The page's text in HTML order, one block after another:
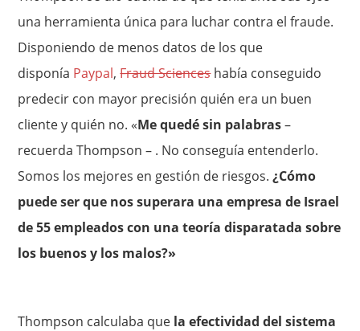
una herramienta única para luchar contra el fraude.
Disponiendo de menos datos de los que
disponía Paypal,Fraud Scienceshabía conseguido
predecir con mayor precisión quién era un buen
cliente y quién no. «Me quedé sin palabras–
recuerda Thompson – . No conseguía entenderlo.
Somos los mejores en gestión de riesgos.¿Cómo
puede ser que nos superara una empresa de Israel
de 55 empleados con una teoría disparatada sobre
los buenos y los malos?»
Thompson calculaba que la efectividad del sistema